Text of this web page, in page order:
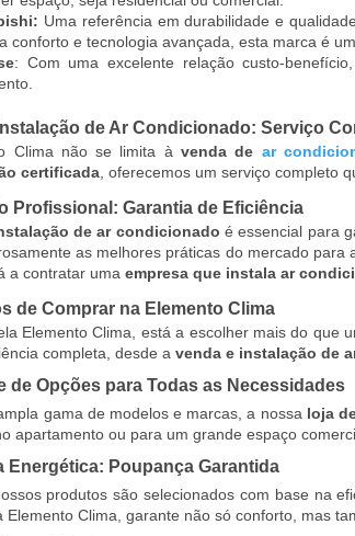
: Uma referência em durabilidade e
conforto e tecnologia avançada, esta marca é
: Com uma excelente relação custo-
de Ar Condicionado: Serviço
Clima não se limita à venda de ar
certificada , oferecemos um serviço completo
Profissional: Garantia de Eficiência
de ar condicionado é essencial para
as melhores práticas do mercado
a contratar uma empresa que instala ar
de Comprar na Elemento Clima
Elemento Clima, está a escolher mais do que
completa, desde a venda e instalação de
de Opções para Todas as Necessidades
gama de modelos e marcas, a nossa loja
apartamento ou para um grande espaço
Energética: Poupança Garantida
produtos são selecionados com base na
Elemento Clima, garante não só conforto, mas